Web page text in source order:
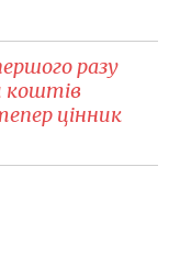
разу
коштів
цінник